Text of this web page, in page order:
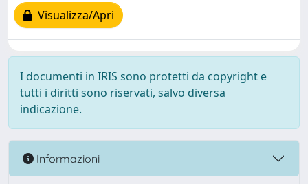
Visualizza/Apri
I documenti in IRIS sono protetti da copyright e
tutti i diritti sono riservati, salvo diversa
indicazione.
Informazioni